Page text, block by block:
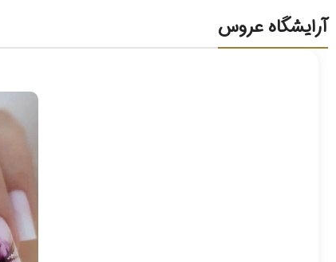
آرایشگاه عروس